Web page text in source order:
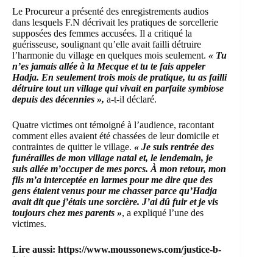
Le Procureur a présenté des enregistrements audios
dans lesquels F.N décrivait les pratiques de sorcellerie
supposées des femmes accusées. Il a critiqué la
guérisseuse, soulignant qu’elle avait failli détruire
l’harmonie du village en quelques mois seulement. « Tu
n’es jamais allée à la Mecque et tu te fais appeler
Hadja. En seulement trois mois de pratique, tu as failli
détruire tout un village qui vivait en parfaite symbiose
depuis des décennies », a-t-il déclaré.
Quatre victimes ont témoigné à l’audience, racontant
comment elles avaient été chassées de leur domicile et
contraintes de quitter le village. « Je suis rentrée des
funérailles de mon village natal et, le lendemain, je
suis allée m’occuper de mes porcs. À mon retour, mon
fils m’a interceptée en larmes pour me dire que des
gens étaient venus pour me chasser parce qu’Hadja
avait dit que j’étais une sorcière. J’ai dû fuir et je vis
toujours chez mes parents », a expliqué l’une des
victimes.
Lire aussi: https://www.moussonews.com/justice-b-